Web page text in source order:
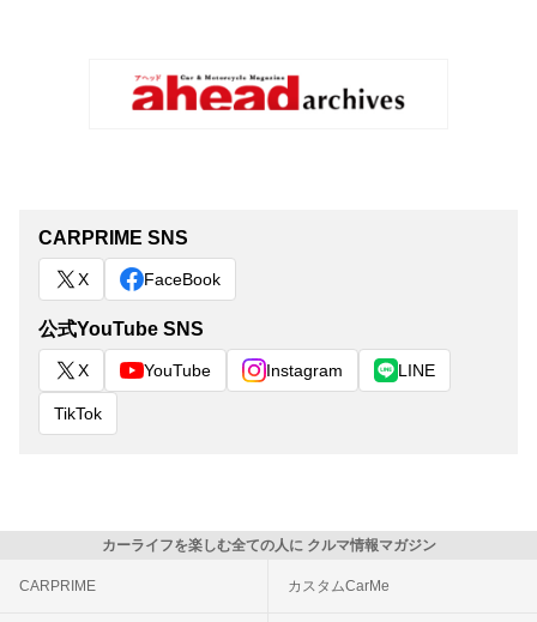
CARPRIME SNS
X FaceBook
公式YouTube SNS
X YouTube Instagram LINE
TikTok
カーライフを楽しむ全ての人に クルマ情報マガジン
CARPRIME カスタムCarMe